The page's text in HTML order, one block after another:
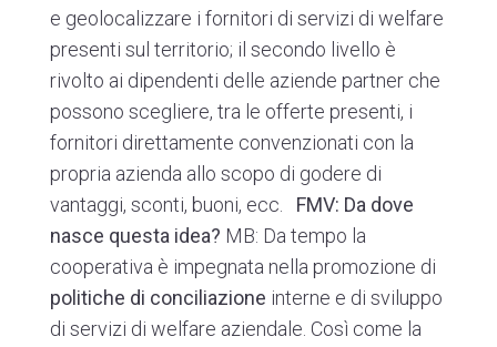
e geolocalizzare i fornitori di servizi di welfare
presenti sul territorio; il secondo livello è
rivolto ai dipendenti delle aziende partner che
possono scegliere, tra le offerte presenti, i
fornitori direttamente convenzionati con la
propria azienda allo scopo di godere di
vantaggi, sconti, buoni, ecc. FMV: Da dove
nasce questa idea? MB: Da tempo la
cooperativa è impegnata nella promozione di
politiche di conciliazione interne e di sviluppo
di servizi di welfare aziendale. Così come la